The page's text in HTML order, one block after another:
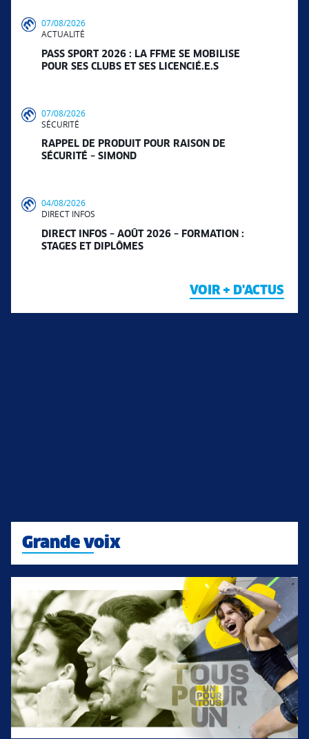
07/08/2026
ACTUALITÉ
PASS SPORT 2026 : LA FFME SE MOBILISE
POUR SES CLUBS ET SES LICENCIÉ.E.S
07/08/2026
SÉCURITÉ
RAPPEL DE PRODUIT POUR RAISON DE
SÉCURITÉ – SIMOND
04/08/2026
DIRECT INFOS
DIRECT INFOS – AOÛT 2026 – FORMATION :
STAGES ET DIPLÔMES
VOIR + D'ACTUS
Grande voix